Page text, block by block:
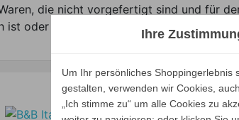
die nicht vorgefertigt sind und für
ist oder die eindeutig auf die
Unsere
Ihre
Um Ihr persönliches Shoppingerlebnis
gestalten, verwenden wir Cookies,
„Ich stimme zu“ um alle Cookies zu